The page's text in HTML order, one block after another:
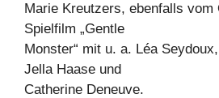
Marie Kreutzers, ebenfalls vom
Spielfilm „Gentle
Monster“ mit u. a. Léa
Jella Haase und
Catherine Deneuve.